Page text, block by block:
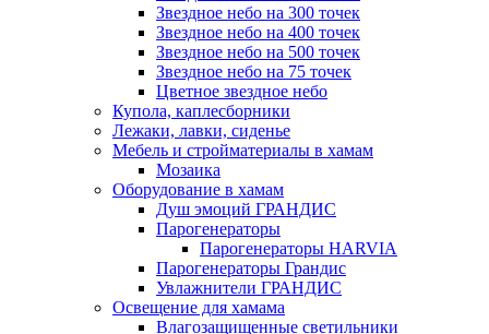
Звездное небо на 300 точек
Звездное небо на 400 точек
Звездное небо на 500 точек
Звездное небо на 75 точек
Цветное звездное небо
Купола, каплесборники
Лежаки, лавки, сиденье
Мебель и стройматериалы в хамам
Мозаика
Оборудование в хамам
Душ эмоций ГРАНДИС
Парогенераторы
Парогенераторы HARVIA
Парогенераторы Грандис
Увлажнители ГРАНДИС
Освещение для хамама
Влагозащищенные светильники